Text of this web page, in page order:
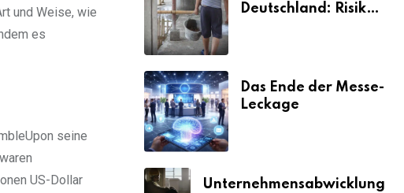
und Weise, wie
es
seine
waren
US-Dollar
Deutschland: Risiken
Das Ende der Messe-
Leckage
Unternehmensabwicklung